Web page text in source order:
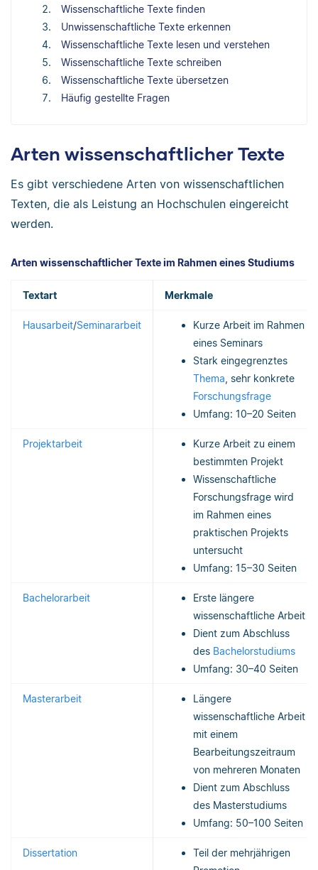
Wissenschaftliche Texte finden
Unwissenschaftliche Texte erkennen
Wissenschaftliche Texte lesen und verstehen
Wissenschaftliche Texte schreiben
Wissenschaftliche Texte übersetzen
Häufig gestellte Fragen
Arten wissenschaftlicher Texte
Es gibt verschiedene Arten von wissenschaftlichen
Texten, die als Leistung an Hochschulen eingereicht
werden.
Arten wissenschaftlicher Texte im Rahmen eines Studiums
Textart Merkmale
Hausarbeit/Seminararbeit
Kurze Arbeit im Rahmen
eines Seminars
Stark eingegrenztes
Thema , sehr konkrete
Forschungsfrage
Umfang: 10–20 Seiten
Projektarbeit
Kurze Arbeit zu einem
bestimmten Projekt
Wissenschaftliche
Forschungsfrage wird
im Rahmen eines
praktischen Projekts
untersucht
Umfang: 15–30 Seiten
Bachelorarbeit
Erste längere
wissenschaftliche Arbeit
Dient zum Abschluss
des Bachelorstudiums
Umfang: 30–40 Seiten
Masterarbeit
Längere
wissenschaftliche Arbeit
mit einem
Bearbeitungszeitraum
von mehreren Monaten
Dient zum Abschluss
des Masterstudiums
Umfang: 50–100 Seiten
Dissertation
Teil der mehrjährigen